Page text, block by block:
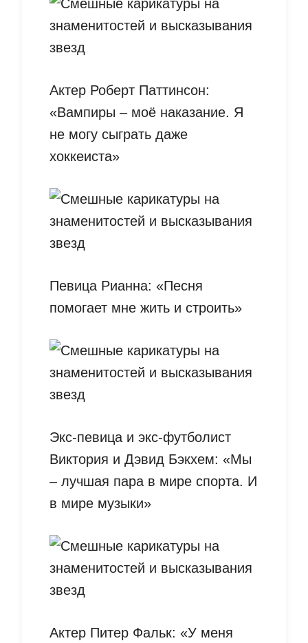
Актер Роберт Паттинсон:
«Вампиры – моё наказание. Я
не могу сыграть даже
хоккеиста»
Певица Рианна: «Песня
помогает мне жить и строить»
Экс-певица и экс-футболист
Виктория и Дэвид Бэкхем: «Мы
– лучшая пара в мире спорта. И
в мире музыки»
Актер Питер Фальк: «У меня